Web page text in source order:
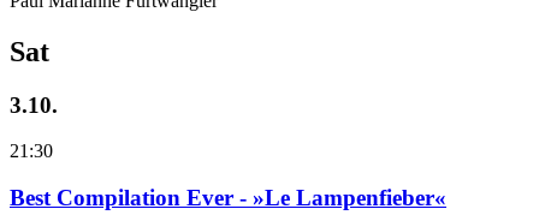
Sat
3.10.
21:30
Best Compilation Ever - »Le Lampenfieber«